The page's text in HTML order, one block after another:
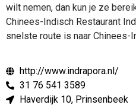
wilt nemen, dan kun je ze
Chinees-Indisch Restaurant
snelste route is naar Chinees-
http://www.indrapora.nl/
31 76 541 3589
Haverdijk 10, Prinsenbeek